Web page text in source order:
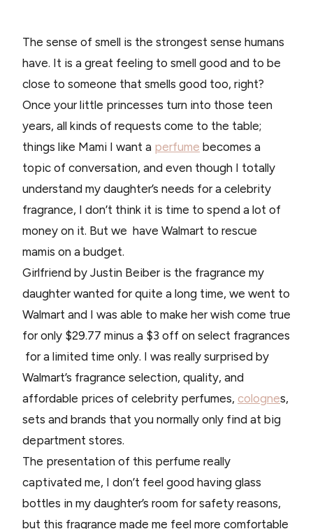
The sense of smell is the strongest sense humans
have. It is a great feeling to smell good and to be
close to someone that smells good too, right?
Once your little princesses turn into those teen
years, all kinds of requests come to the table;
things like Mami I want a perfume becomes a
topic of conversation, and even though I totally
understand my daughter’s needs for a celebrity
fragrance, I don’t think it is time to spend a lot of
money on it. But we have Walmart to rescue
mamis on a budget.
Girlfriend by Justin Beiber is the fragrance my
daughter wanted for quite a long time, we went to
Walmart and I was able to make her wish come true
for only $29.77 minus a $3 off on select fragrances
for a limited time only. I was really surprised by
Walmart’s fragrance selection, quality, and
affordable prices of celebrity perfumes, colognes,
sets and brands that you normally only find at big
department stores.
The presentation of this perfume really
captivated me, I don’t feel good having glass
bottles in my daughter’s room for safety reasons,
but this fragrance made me feel more comfortable